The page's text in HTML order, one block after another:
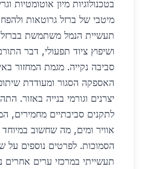
בטכנולוגיות מיון אוטומטיות
מיטבי של ברזל גרוטאות
תעשיית הנמל משתמשת בברזל
ושיפוץ ציוד תפעולי, דבר
סביבה נקייה. מגמת המחזור
האספקה הסגור ומעודדת
יצרנים וגורמי בנייה באזור.
לתקנים סביבתיים מחמירים,
אוויר ומים, מה שחשוב
הסמוכות. לפרטים נוספים על
תעשייתי במרכזי ערים אחרים